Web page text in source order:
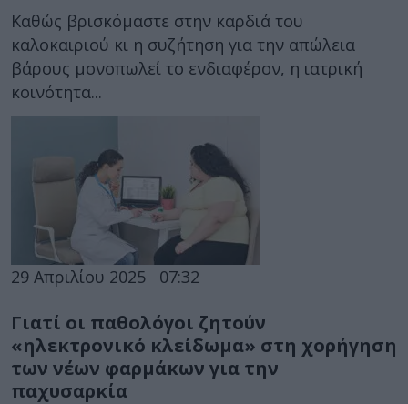
Καθώς βρισκόμαστε στην καρδιά του
καλοκαιριού κι η συζήτηση για την απώλεια
βάρους μονοπωλεί το ενδιαφέρον, η ιατρική
κοινότητα...
29 Απριλίου 2025 07:32
Γιατί οι παθολόγοι ζητούν
«ηλεκτρονικό κλείδωμα» στη χορήγηση
των νέων φαρμάκων για την
παχυσαρκία